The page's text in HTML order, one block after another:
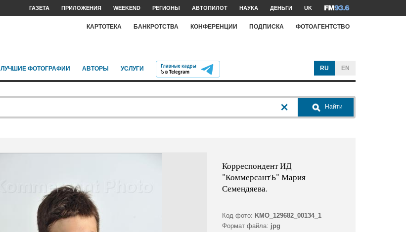
ГАЗЕТА ПРИЛОЖЕНИЯ WEEKEND РЕГИОНЫ АВТОПИЛОТ НАУКА ДЕНЬГИ UK
КАРТОТЕКА БАНКРОТСТВА КОНФЕРЕНЦИИ ПОДПИСКА ФОТОАГЕНТСТВО
ЛУЧШИЕ ФОТОГРАФИИ АВТОРЫ УСЛУГИ RU EN
Найти
Корреспондент ИД
"КоммерсантЪ" Мария
Семендяева.
Код фото: KMO_129682_00134_1
Формат файла: jpg